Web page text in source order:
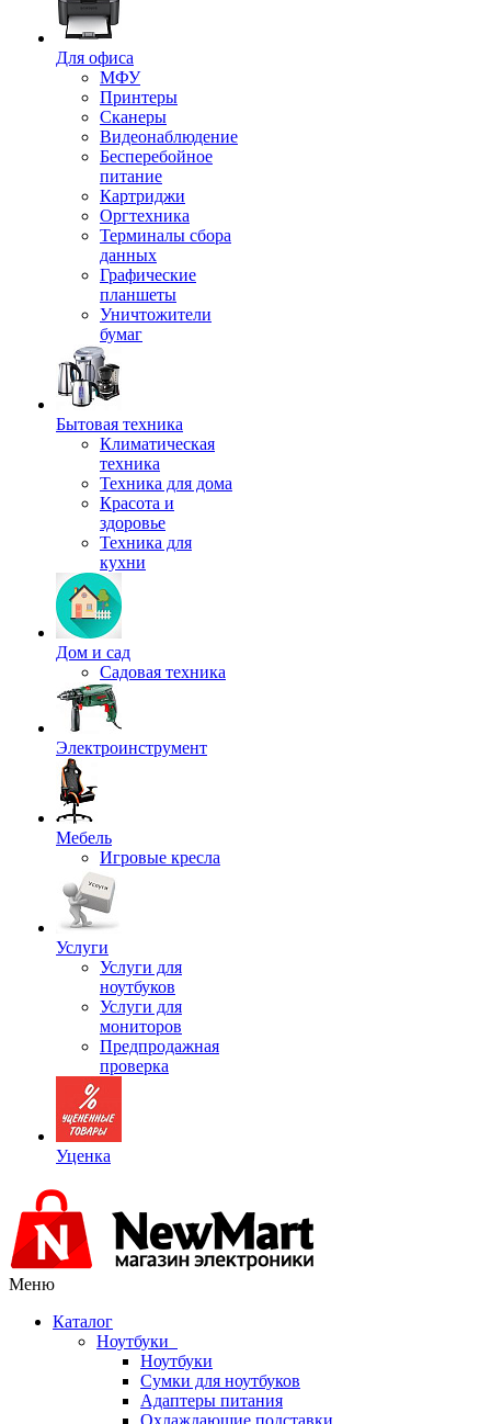
Для офиса
МФУ
Принтеры
Сканеры
Видеонаблюдение
Бесперебойное
питание
Картриджи
Оргтехника
Терминалы сбора
данных
Графические
планшеты
Уничтожители
бумаг
Бытовая техника
Климатическая
техника
Техника для дома
Красота и
здоровье
Техника для
кухни
Дом и сад
Садовая техника
Электроинструмент
Мебель
Игровые кресла
Услуги
Услуги для
ноутбуков
Услуги для
мониторов
Предпродажная
проверка
Уценка
Меню
Каталог
Ноутбуки
Ноутбуки
Сумки для ноутбуков
Адаптеры питания
Охлаждающие подставки